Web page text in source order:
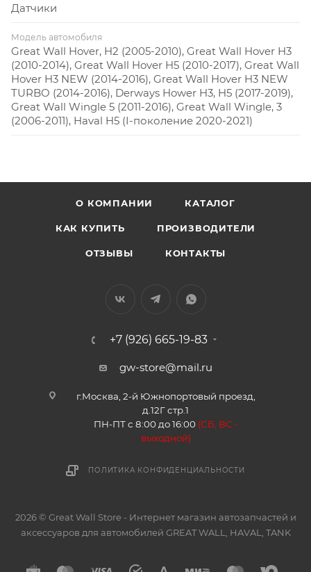
Датчики
Модель автомобиля
Great Wall Hover, H2 (2005-2010), Great Wall Hover H3
(2010-2014), Great Wall Hover H5 (2010-2017), Great Wall
Hover H3 NEW (2014-2016), Great Wall Hover H3 NEW
TURBO (2014-2016), Derways Hower H3, H5 (2017-2019),
Great Wall Wingle 5 (2011-2016), Great Wall Wingle, 3
(2006-2011), Haval H5 (I-поколение 2020-2021)
О КОМПАНИИ КАТАЛОГ
КАК КУПИТЬ ПРОИЗВОДИТЕЛИ
ОТЗЫВЫ КОНТАКТЫ
+7 (926) 665-19-83
gw-store@mail.ru
г.Москва, 2-й Южнопортовый проезд,
д.12Г стр.1
ПН-ПТ с 8:00 до 16:00 (СБ, ВС -
выходной)
ПОЛИТИКА КОНФИДЕНЦИАЛЬНОСТИ
2026 © Great Wall Store - Интернет магазин автозапчастей и
аксессуаров для автомобилей GREAT WALL, HAVAL, TANK